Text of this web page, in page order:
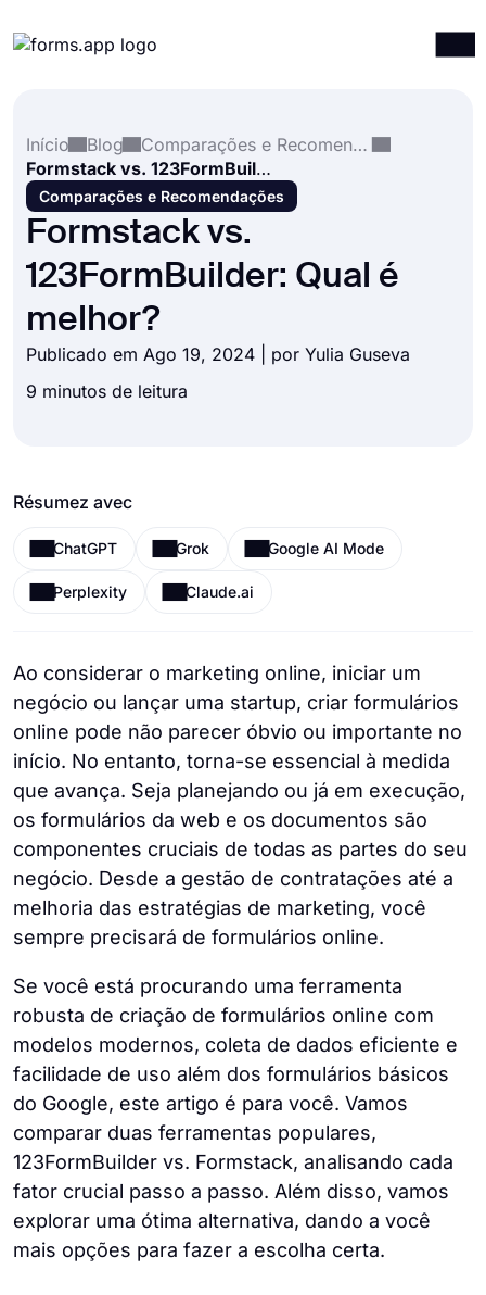
Integrações
Modelos
Recursos
Preços
Início
Blog
Comparações e Recomendações
Formstack vs. 123FormBuilder: Qual é melhor?
Comparações e Recomendações
Formstack vs.
123FormBuilder: Qual é
melhor?
Publicado em Ago 19, 2024 | por Yulia Guseva
9 minutos de leitura
Résumez avec
ChatGPT Grok Google AI Mode
Perplexity Claude.ai
Ao considerar o marketing online, iniciar um
negócio ou lançar uma startup, criar formulários
online pode não parecer óbvio ou importante no
início. No entanto, torna-se essencial à medida
que avança. Seja planejando ou já em execução,
os formulários da web e os documentos são
componentes cruciais de todas as partes do seu
negócio. Desde a gestão de contratações até a
melhoria das estratégias de marketing, você
sempre precisará de formulários online.
Se você está procurando uma ferramenta
robusta de criação de formulários online com
modelos modernos, coleta de dados eficiente e
facilidade de uso além dos formulários básicos
do Google, este artigo é para você. Vamos
comparar duas ferramentas populares,
123FormBuilder vs. Formstack, analisando cada
fator crucial passo a passo. Além disso, vamos
explorar uma ótima alternativa, dando a você
mais opções para fazer a escolha certa.